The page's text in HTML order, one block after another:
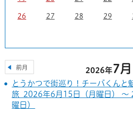
26 27 28 29
前月 2026年7月
とうかつで街巡り！チーバくんと
旅 2026年6月15日（月曜日） ～
曜日）